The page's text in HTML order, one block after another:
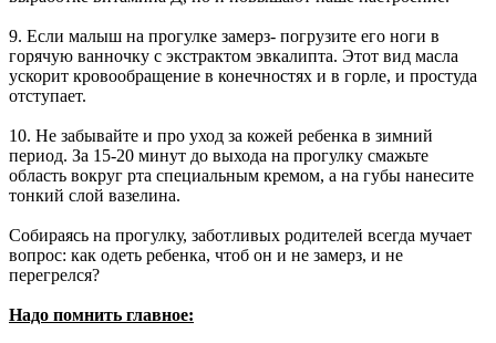
9. Если малыш на прогулке замерз- погрузите его ноги в
горячую ванночку с экстрактом эвкалипта. Этот вид масла
ускорит кровообращение в конечностях и в горле, и простуда
отступает.
10. Не забывайте и про уход за кожей ребенка в зимний
период. За 15-20 минут до выхода на прогулку смажьте
область вокруг рта специальным кремом, а на губы нанесите
тонкий слой вазелина.
Собираясь на прогулку, заботливых родителей всегда мучает
вопрос: как одеть ребенка, чтоб он и не замерз, и не
перегрелся?
Надо помнить главное: